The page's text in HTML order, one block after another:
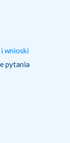
wnioski
pytania